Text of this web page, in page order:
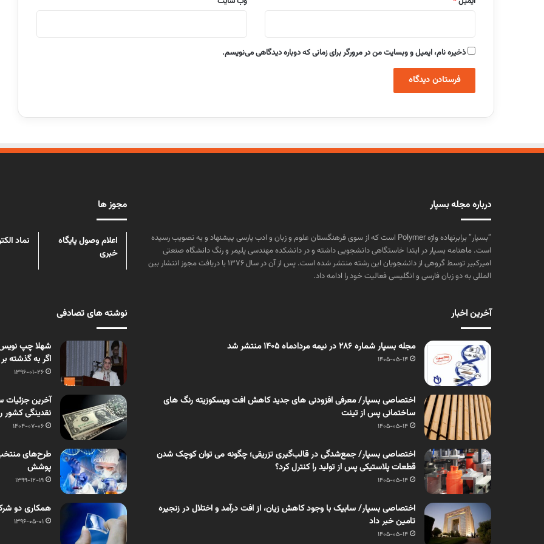
ذخیره نام، ایمیل و وبسایت من در مرورگر برای زمانی که دوباره دیدگاهی می‌نویسم.
درباره مجله بسپار
“بسپار” برابرنهاده واژه Polymer است که از سوی فرهنگستان علوم و زبان و ادب پارسی پیشنهاد و به تصویب رسیده
است. ماهنامه بسپار در ابتدا خاستگاهی دانشجویی داشته و در دانشکده مهندسی پلیمر و رنگ دانشگاه صنعتی
امیرکبیر توسط گروهی از دانشجویان این رشته منتشر شده است. پس از آن در سال ۱۳۷۶ با دریافت مجوز انتشار بین
المللی به دو زبان فارسی و انگلیسی فعالیت خود را ادامه داد.
مجوز ها
اعلام وصول پایگاه
خبری
نماد
آخرین اخبار
مجله بسپار شماره 286 در نیمه مردادماه 1405 منتشر شد
1405-05-14
اختصاصی بسپار/ معرفی افزودنی های جدید کاهش افت ویسکوزیته رنگ های
ساختمانی پس از تینت
1405-05-14
اختصاصی بسپار/ جمع‌شدگی در قالب‌گیری تزریقی؛ چگونه می توان کوچک شدن
قطعات پلاستیکی پس از تولید را کنترل کرد؟
1405-05-14
اختصاصی بسپار/ سابیک با وجود کاهش زیان، از افت درآمد و اختلال در زنجیره
تامین خبر داد
1405-05-14
نوشته های تصادفی
شهلا چپ­
اگر به
1396-01-26
نقدینگی کشور
1404-07-06
طرح‌های
پوشش
1399-12-19
همکاری دو
1396-05-01